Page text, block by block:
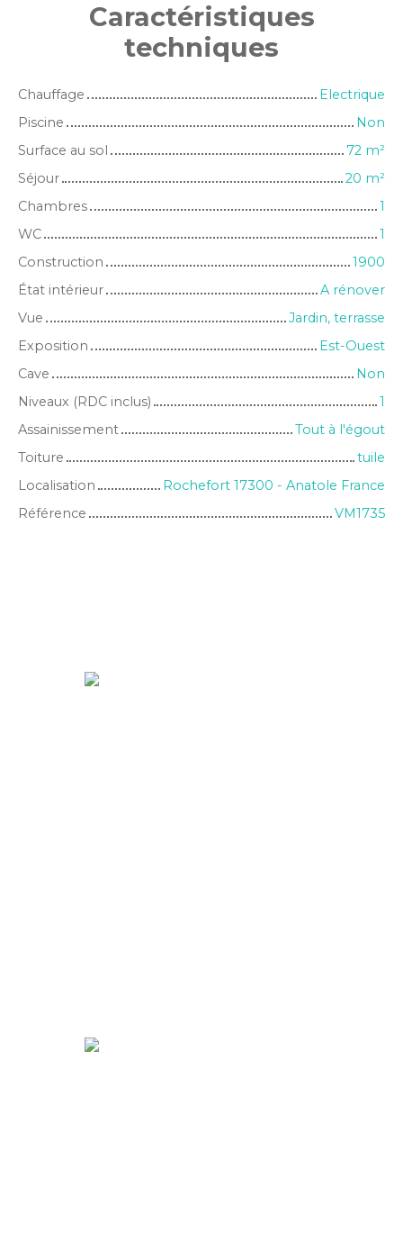
Caractéristiques
techniques
Chauffage
Electrique
Piscine
Non
Surface au sol
72 m²
Séjour
20 m²
Chambres
1
WC
1
Construction
1900
État intérieur
A rénover
Vue
Jardin, terrasse
Exposition
Est-Ouest
Cave
Non
Niveaux (RDC inclus)
1
Assainissement
Tout à l'égout
Toiture
tuile
Localisation
Rochefort 17300 - Anatole France
Référence
VM1735